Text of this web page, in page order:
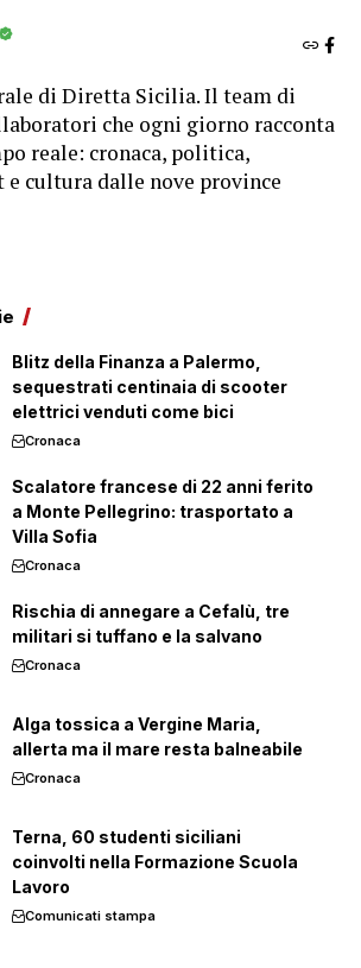
di Diretta Sicilia. Il team di
che ogni giorno racconta
reale: cronaca, politica,
e cultura dalle nove province
Blitz della Finanza a Palermo,
sequestrati centinaia di scooter
elettrici venduti come bici
Cronaca
Scalatore francese di 22 anni ferito
a Monte Pellegrino: trasportato a
Villa Sofia
Cronaca
Rischia di annegare a Cefalù, tre
militari si tuffano e la salvano
Cronaca
Alga tossica a Vergine Maria,
allerta ma il mare resta balneabile
Cronaca
Terna, 60 studenti siciliani
coinvolti nella Formazione Scuola
Lavoro
Comunicati stampa